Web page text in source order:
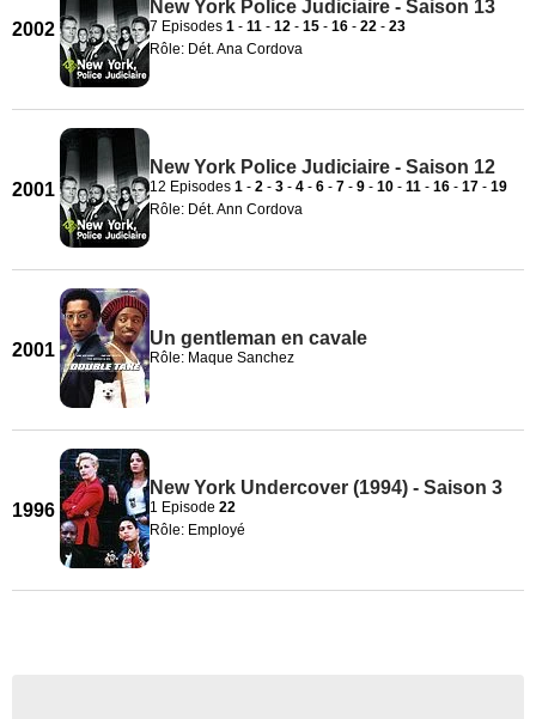
2002
New York Police Judiciaire - Saison 13
7 Episodes 1 - 11 - 12 - 15 - 16 - 22 - 23
Rôle: Dét. Ana Cordova
2001
New York Police Judiciaire - Saison 12
12 Episodes 1 - 2 - 3 - 4 - 6 - 7 - 9 - 10 - 11 - 16 - 17 - 19
Rôle: Dét. Ann Cordova
2001
Un gentleman en cavale
Rôle: Maque Sanchez
1996
New York Undercover (1994) - Saison 3
1 Episode 22
Rôle: Employé